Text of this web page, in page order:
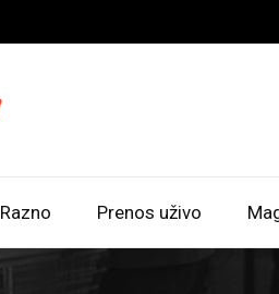
Razno Prenos uživo